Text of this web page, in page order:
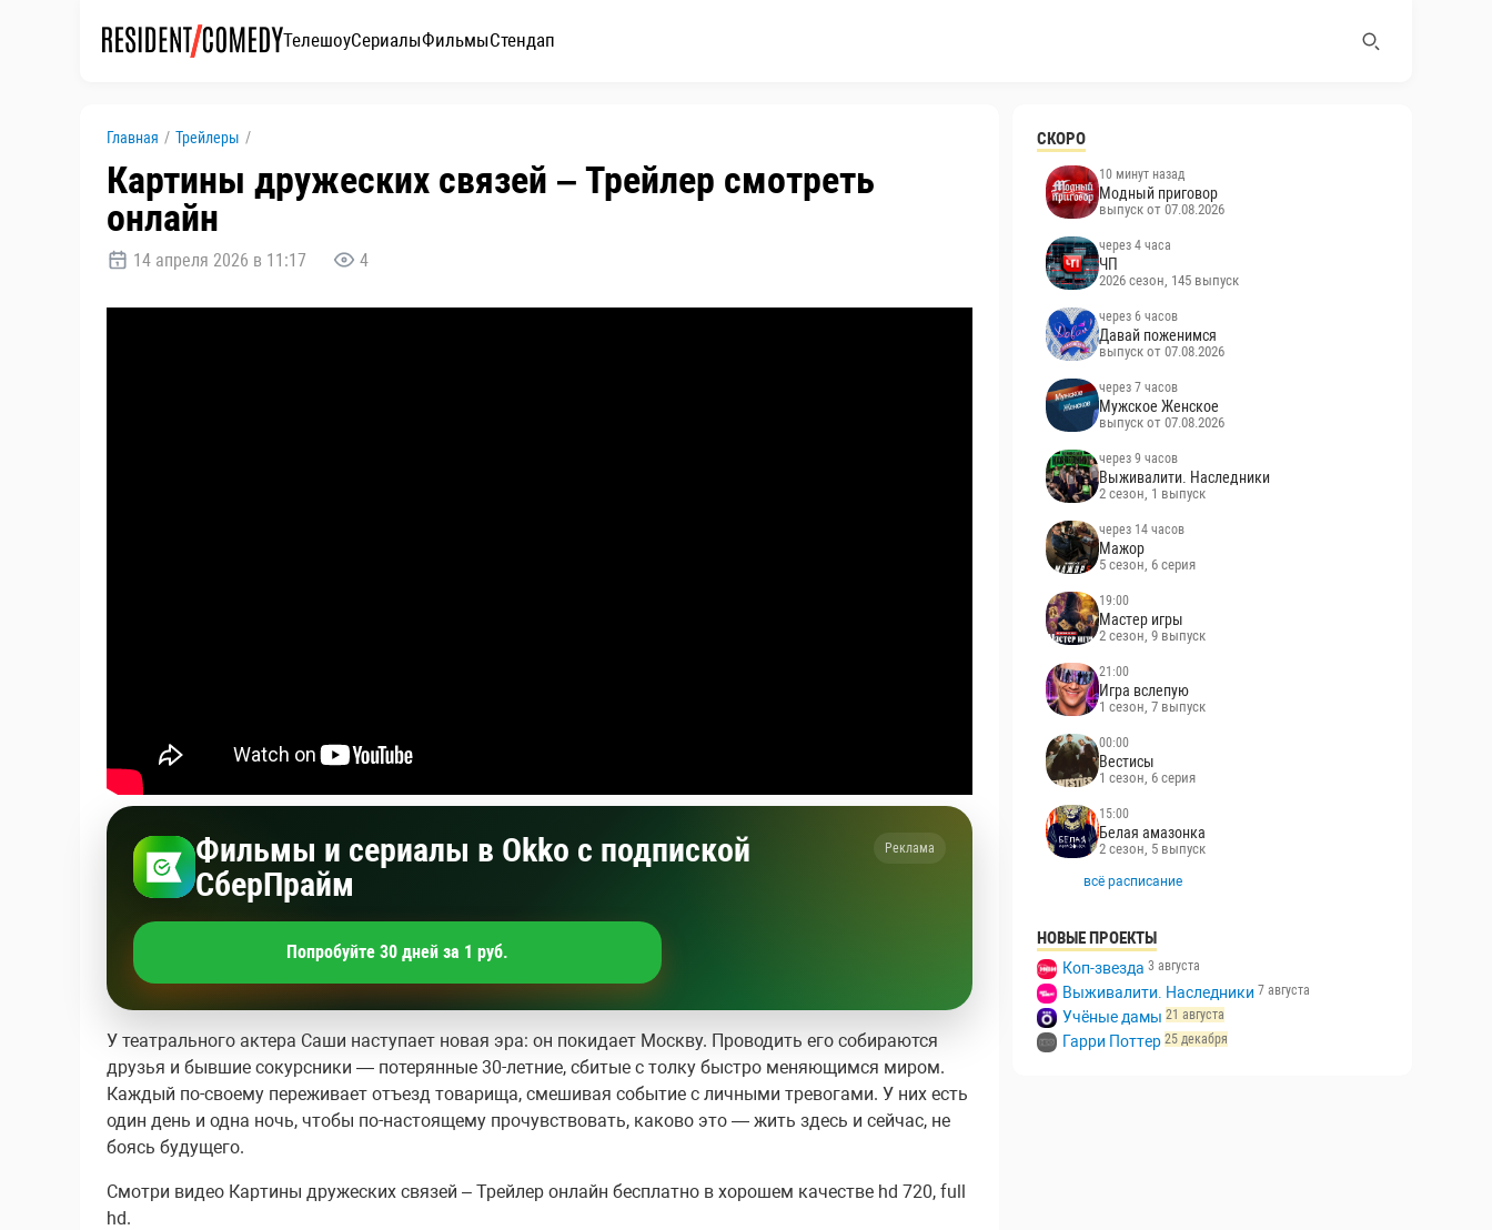
ТелешоуСериалыФильмыСтендап
Главная / Трейлеры /
Картины дружеских связей – Трейлер смотреть
онлайн
14 апреля 2026 в 11:17 4
Фильмы и сериалы в Okko с подпиской
СберПрайм
Реклама
Попробуйте 30 дней за 1 руб.
У театрального актера Саши наступает новая эра: он покидает Москву. Проводить его собираются
друзья и бывшие сокурсники — потерянные 30-летние, сбитые с толку быстро меняющимся миром.
Каждый по-своему переживает отъезд товарища, смешивая событие с личными тревогами. У них есть
один день и одна ночь, чтобы по-настоящему прочувствовать, каково это — жить здесь и сейчас, не
боясь будущего.
Смотри видео Картины дружеских связей – Трейлер онлайн бесплатно в хорошем качестве hd 720, full
hd.
СКОРО
10 минут назад
Модный приговор
выпуск от 07.08.2026
через 4 часа
ЧП
2026 сезон, 145 выпуск
через 6 часов
Давай поженимся
выпуск от 07.08.2026
через 7 часов
Мужское Женское
выпуск от 07.08.2026
через 9 часов
Выживалити. Наследники
2 сезон, 1 выпуск
через 14 часов
Мажор
5 сезон, 6 серия
19:00
Мастер игры
2 сезон, 9 выпуск
21:00
Игра вслепую
1 сезон, 7 выпуск
00:00
Вестисы
1 сезон, 6 серия
15:00
Белая амазонка
2 сезон, 5 выпуск
всё расписание
НОВЫЕ ПРОЕКТЫ
Коп-звезда 3 августа
Выживалити. Наследники